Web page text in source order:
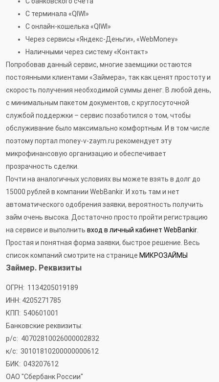
С терминала «QIWI»
С онлайн-кошелька «QIWI»
Через сервисы «Яндекс-Деньги», «WebMoney»
Наличными через систему «Контакт»
Попробовав данный сервис, многие заемщики остаются
постоянными клиентами «Займера», так как ценят простоту и
скорость получения необходимой суммы денег. В любой день,
с минимальным пакетом документов, с круглосуточной
службой поддержки – сервис позаботился о том, чтобы
обслуживание было максимально комфортным. И в том числе
поэтому портал money-v-zaym.ru рекомендует эту
микрофинансовую организацию и обеспечивает
прозрачность сделки.
Почти на аналогичных условиях вы можете взять в долг до
15000 рублей в компании WebBankir. И хоть там и нет
автоматического одобрения заявки, вероятность получить
займ очень высока. Достаточно просто пройти регистрацию
на сервисе и выполнитьвход в личный кабинет WebBankir
Простая и понятная форма заявки, быстрое решение. Весь
список компаний смотрите на странице МИКРОЗАЙМЫ
Займер. Реквизиты
ОГРН: 1134205019189
ИНН: 4205271785
КПП: 540601001
Банковские реквизиты:
р/с: 40702810026000002832
к/с: 30101810200000000612
БИК: 043207612
ОАО "Сбербанк России"